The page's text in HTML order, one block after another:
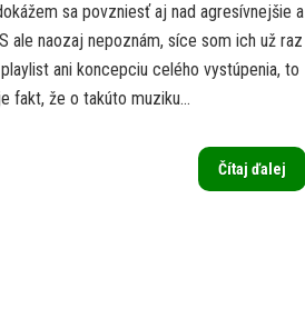
sa povzniesť aj nad agresívnejšie a
ale naozaj nepoznám, síce som ich už raz
ani koncepciu celého vystúpenia, to
fakt, že o takúto muziku...
Čítaj ďalej